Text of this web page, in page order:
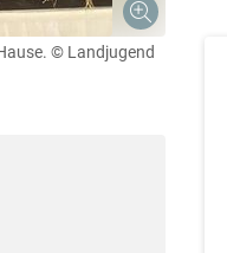
© Landjugend